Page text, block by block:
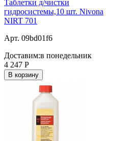
Таблетки д/чистки
гидросистемы,10 шт. Nivona
NIRT 701
Арт. 09bd01f6
Доставим:в понедельник
4 247 Р
В корзину